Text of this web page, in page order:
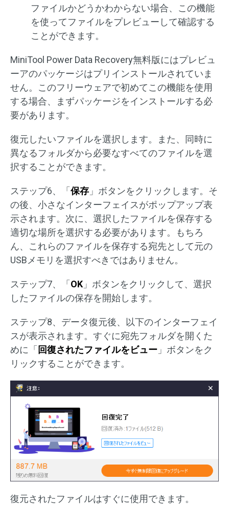
ファイルかどうかわからない場合、この機能
を使ってファイルをプレビューして確認する
ことができます。
MiniTool Power Data Recovery無料版にはプレビュ
ーアのパッケージはプリインストールされていま
せん。このフリーウェアで初めてこの機能を使用
する場合、まずパッケージをインストールする必
要があります。
復元したいファイルを選択します。また、同時に
異なるフォルダから必要なすべてのファイルを選
択することができます。
ステップ6、「 保存 」ボタンをクリックします。そ
の後、小さなインターフェイスがポップアップ表
示されます。次に、選択したファイルを保存する
適切な場所を選択する必要があります。もちろ
ん、これらのファイルを保存する宛先として元の
USBメモリを選択すべきではありません。
ステップ7、「 OK 」ボタンをクリックして、選択
したファイルの保存を開始します。
ステップ8、データ復元後、以下のインターフェイ
スが表示されます。すぐに宛先フォルダを開くた
めに「 回復されたファイルをビュー 」ボタンをク
リックすることができます。
復元されたファイルはすぐに使用できます。